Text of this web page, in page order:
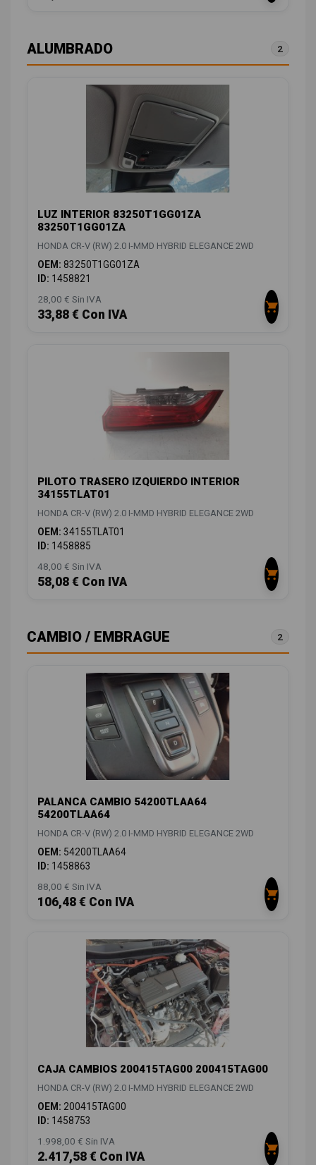
ALUMBRADO 2
LUZ INTERIOR 83250T1GG01ZA
83250T1GG01ZA
HONDA CR-V (RW) 2.0 I-MMD HYBRID ELEGANCE 2WD
OEM: 83250T1GG01ZA
ID: 1458821
28,00 € Sin IVA
33,88 € Con IVA
PILOTO TRASERO IZQUIERDO INTERIOR
34155TLAT01
HONDA CR-V (RW) 2.0 I-MMD HYBRID ELEGANCE 2WD
OEM: 34155TLAT01
ID: 1458885
48,00 € Sin IVA
58,08 € Con IVA
CAMBIO / EMBRAGUE 2
PALANCA CAMBIO 54200TLAA64
54200TLAA64
HONDA CR-V (RW) 2.0 I-MMD HYBRID ELEGANCE 2WD
OEM: 54200TLAA64
ID: 1458863
88,00 € Sin IVA
106,48 € Con IVA
CAJA CAMBIOS 200415TAG00 200415TAG00
HONDA CR-V (RW) 2.0 I-MMD HYBRID ELEGANCE 2WD
OEM: 200415TAG00
ID: 1458753
1.998,00 € Sin IVA
2.417,58 € Con IVA